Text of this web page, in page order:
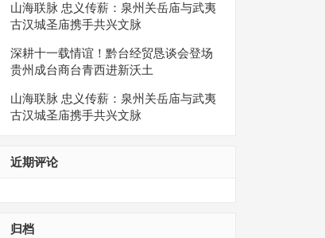
山海联脉 忠义传薪：泉州关岳庙与武夷
古汉城圣庙携手共兴文脉
深耕十一载情谊！黔台经贸恳谈会登场
贵州成台商台青西进新沃土
山海联脉 忠义传薪：泉州关岳庙与武夷
古汉城圣庙携手共兴文脉
近期评论
归档